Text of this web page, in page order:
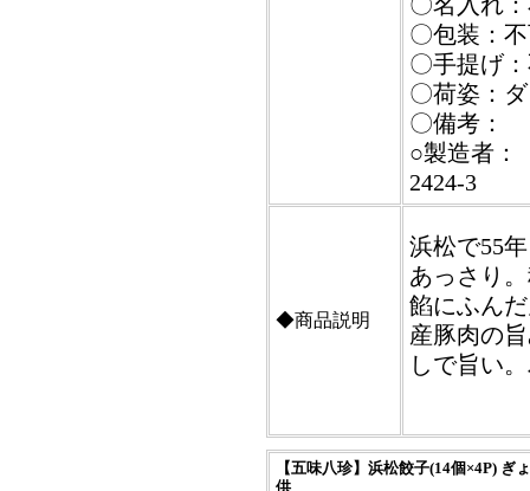
〇包装：
〇手提げ
〇荷姿：
〇備考：
○製造者：
2424-3
◆商品説明
浜松で55
あっさり
餡にふん
産豚肉の
しで旨い
【五味八珍】浜松餃子(14個×4P)
供